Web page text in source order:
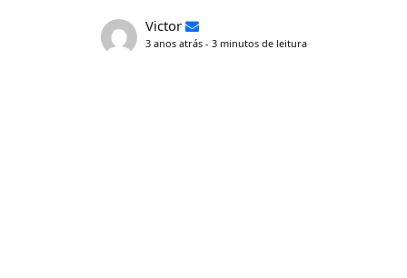
Victor
3 anos atrás - 3 minutos de leitura